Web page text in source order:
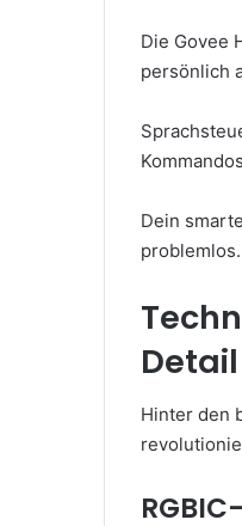
Die Govee
persönlich
Dein
problemlos.
Detail
Hinter den